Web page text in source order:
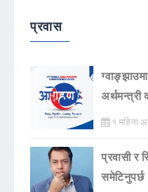
प्रवास
अर्थमन्त्री
१ महिना
प्रवासी र
समेटिनुपर्छ